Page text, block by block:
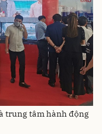
trung tâm hành động